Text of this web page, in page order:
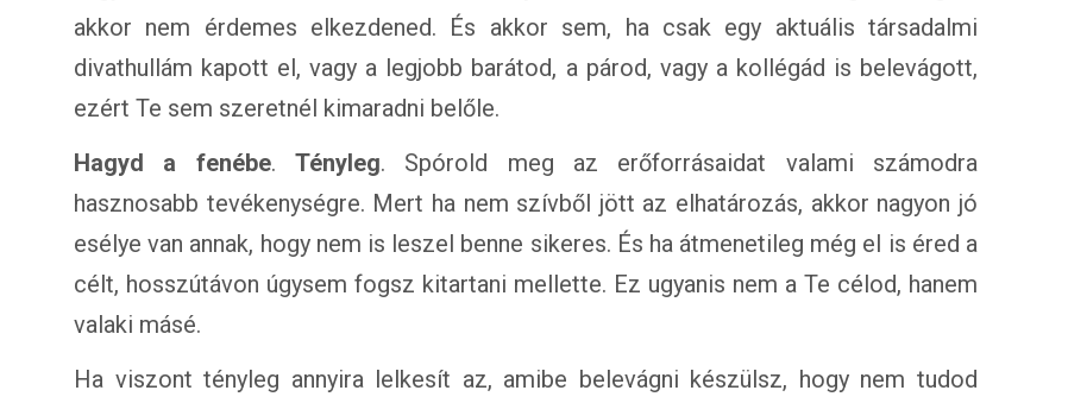
akkor nem érdemes elkezdened. És akkor sem, ha csak egy aktuális társadalmi
divathullám kapott el, vagy a legjobb barátod, a párod, vagy a kollégád is belevágott,
ezért Te sem szeretnél kimaradni belőle.
Hagyd a fenébe.Tényleg. Spórold meg az erőforrásaidat valami számodra
hasznosabb tevékenységre. Mert ha nem szívből jött az elhatározás, akkor nagyon jó
esélye van annak, hogy nem is leszel benne sikeres. És ha átmenetileg még el is éred a
célt, hosszútávon úgysem fogsz kitartani mellette. Ez ugyanis nem a Te célod, hanem
valaki másé.
Ha viszont tényleg annyira lelkesít az, amibe belevágni készülsz, hogy nem tudod